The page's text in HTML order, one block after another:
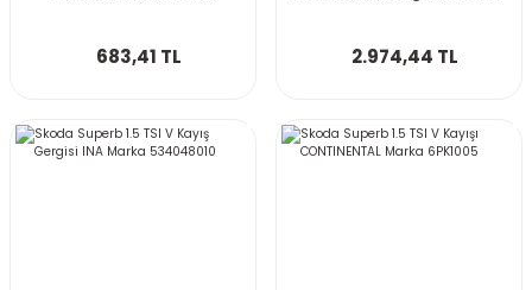
683,41 TL 2.974,44 TL